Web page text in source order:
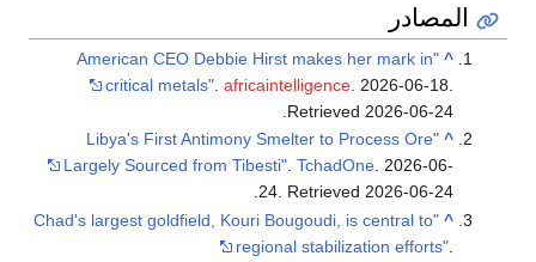
المصادر
^
"American CEO Debbie Hirst makes her mark in
critical metals" .africaintelligence . 2026-06-18
Retrieved 2026-06-24
^
"Libya's First Antimony Smelter to Process Ore
Largely Sourced from Tibesti" .TchadOne . 2026-06-
24 . Retrieved 2026-06-24
^
"Chad's largest goldfield, Kouri Bougoudi, is central to
regional stabilization efforts"